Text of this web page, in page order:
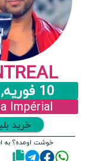
10 فوریه, 2024
Impérial
خرید
خوشت اومده؟ به